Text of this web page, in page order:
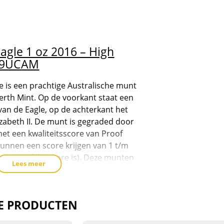
1 oz 2016 – High
is een prachtige Australische munt
Mint. Op de voorkant staat een
de Eagle, op de achterkant het
II. De munt is gegraded door
een kwaliteitsscore van Proof
een score krijgen van 1 t/m
mogelijke score is). Deze munten
van 99,9%. De Slab bevat op
Lees meer
PRODUCTEN